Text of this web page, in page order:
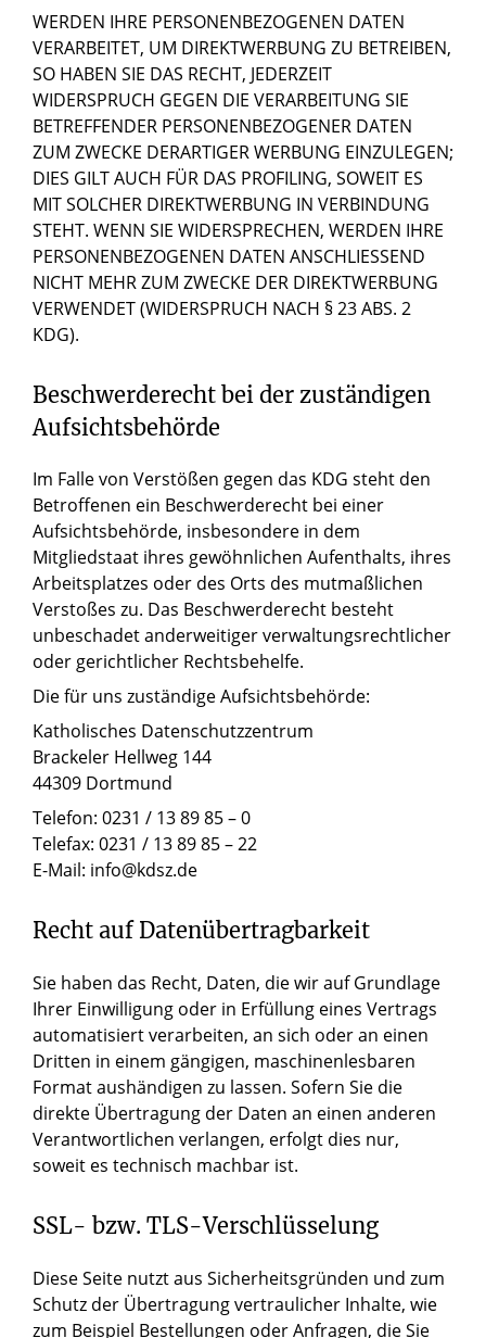
WERDEN IHRE PERSONENBEZOGENEN DATEN
VERARBEITET, UM DIREKTWERBUNG ZU BETREIBEN,
SO HABEN SIE DAS RECHT, JEDERZEIT
WIDERSPRUCH GEGEN DIE VERARBEITUNG SIE
BETREFFENDER PERSONENBEZOGENER DATEN
ZUM ZWECKE DERARTIGER WERBUNG EINZULEGEN;
DIES GILT AUCH FÜR DAS PROFILING, SOWEIT ES
MIT SOLCHER DIREKTWERBUNG IN VERBINDUNG
STEHT. WENN SIE WIDERSPRECHEN, WERDEN IHRE
PERSONENBEZOGENEN DATEN ANSCHLIESSEND
NICHT MEHR ZUM ZWECKE DER DIREKTWERBUNG
VERWENDET (WIDERSPRUCH NACH § 23 ABS. 2
KDG).
Beschwerderecht bei der zuständigen
Aufsichtsbehörde
Im Falle von Verstößen gegen das KDG steht den
Betroffenen ein Beschwerderecht bei einer
Aufsichtsbehörde, insbesondere in dem
Mitgliedstaat ihres gewöhnlichen Aufenthalts, ihres
Arbeitsplatzes oder des Orts des mutmaßlichen
Verstoßes zu. Das Beschwerderecht besteht
unbeschadet anderweitiger verwaltungsrechtlicher
oder gerichtlicher Rechtsbehelfe.
Die für uns zuständige Aufsichtsbehörde:
Katholisches Datenschutzzentrum
Brackeler Hellweg 144
44309 Dortmund
Telefon: 0231 / 13 89 85 – 0
Telefax: 0231 / 13 89 85 – 22
E-Mail: info@kdsz.de
Recht auf Datenübertragbarkeit
Sie haben das Recht, Daten, die wir auf Grundlage
Ihrer Einwilligung oder in Erfüllung eines Vertrags
automatisiert verarbeiten, an sich oder an einen
Dritten in einem gängigen, maschinenlesbaren
Format aushändigen zu lassen. Sofern Sie die
direkte Übertragung der Daten an einen anderen
Verantwortlichen verlangen, erfolgt dies nur,
soweit es technisch machbar ist.
SSL- bzw. TLS-Verschlüsselung
Diese Seite nutzt aus Sicherheitsgründen und zum
Schutz der Übertragung vertraulicher Inhalte, wie
zum Beispiel Bestellungen oder Anfragen, die Sie